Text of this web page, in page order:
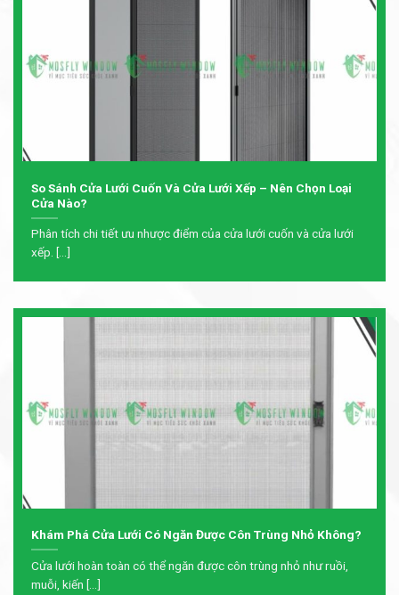
So Sánh Cửa Lưới Cuốn Và Cửa Lưới Xếp – Nên Chọn Loại
Cửa Nào?
Phân tích chi tiết ưu nhược điểm của cửa lưới cuốn và cửa lưới
xếp. [...]
Khám Phá Cửa Lưới Có Ngăn Được Côn Trùng Nhỏ Không?
Cửa lưới hoàn toàn có thể ngăn được côn trùng nhỏ như ruồi,
muỗi, kiến [...]